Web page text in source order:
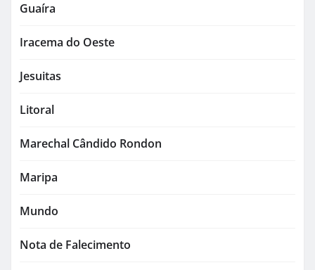
Guaíra
Iracema do Oeste
Jesuitas
Litoral
Marechal Cândido Rondon
Maripa
Mundo
Nota de Falecimento